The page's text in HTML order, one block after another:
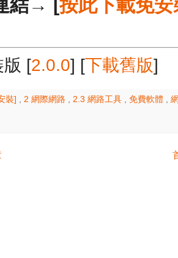
結→ [按此下載免安
版 [2.0.0] [下載舊版]
裝] 2 網際網路 2.3 網路工具 免費軟體